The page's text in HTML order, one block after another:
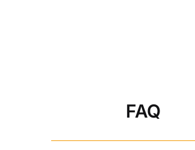
FAQ